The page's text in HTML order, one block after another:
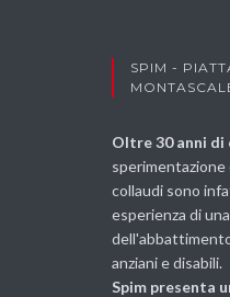
SPIM -
Oltre 30 anni
sperimentazione
collaudi sono
esperienza di
anziani e disabili.
Spim presenta